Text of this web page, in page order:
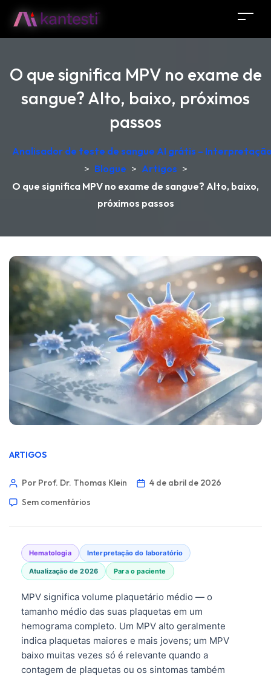
O que significa MPV no exame de
sangue? Alto, baixo, próximos
passos
Analisador de teste de sangue AI grátis –
> Blogue > Artigos >
O que significa MPV no exame de sangue? Alto, baixo,
próximos passos
ARTIGOS
Por Prof. Dr. Thomas Klein
4 de abril de 2026
Sem comentários
Hematologia Interpretação do laboratório
Atualização de 2026 Para o paciente
MPV significa volume plaquetário médio — o
tamanho médio das suas plaquetas em um
hemograma completo. Um MPV alto geralmente
indica plaquetas maiores e mais jovens; um MPV
baixo muitas vezes só é relevante quando a
contagem de plaquetas ou os sintomas também